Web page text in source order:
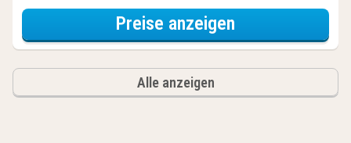
Preise anzeigen
Alle anzeigen